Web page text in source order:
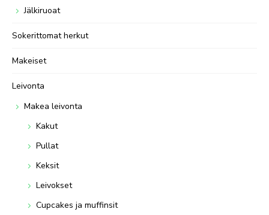
Jälkiruoat
Sokerittomat herkut
Makeiset
Leivonta
Makea leivonta
Kakut
Pullat
Keksit
Leivokset
Cupcakes ja muffinsit